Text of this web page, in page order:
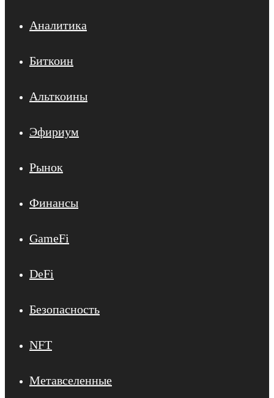
Аналитика
Биткоин
Альткоины
Эфириум
Рынок
Финансы
GameFi
DeFi
Безопасность
NFT
Метавселенные